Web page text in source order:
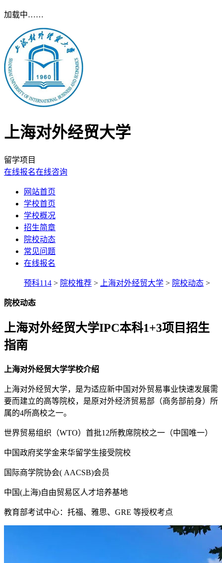
加载中……
上海对外经贸大学
留学项目
在线报名在线咨询
网站首页
学校首页
学校概况
招生简章
院校动态
常见问题
在线报名
预科114 > 院校推荐 > 上海对外经贸大学 > 院校动态 >
院校动态
上海对外经贸大学IPC本科1+3项目招生
指南
上海对外经贸大学学校介绍
上海对外经贸大学，是为适应新中国对外贸易事业快速发展需
要而建立的高等院校，是原对外经济贸易部（商务部前身）所
属的4所高校之一。
世界贸易组织（WTO）首批12所教席院校之一（中国唯一）
中国政府奖学金来华留学生接受院校
国际商学院协会( AACSB)会员
中国(上海)自由贸易区人才培养基地
教育部考试中心：托福、雅思、GRE 等授权考点